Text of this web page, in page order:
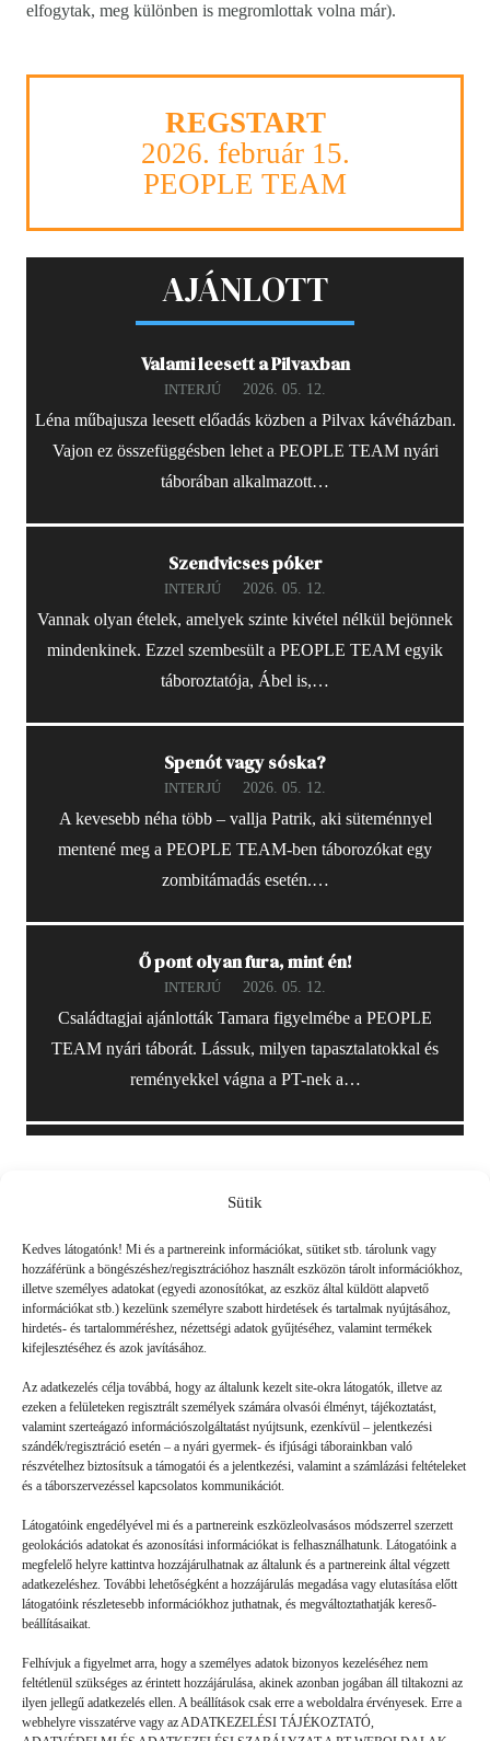
Sütik
Kedves látogatónk! Mi és a partnereink információkat, sütiket stb. tárolunk vagy
hozzáférünk a böngészéshez/regisztrációhoz használt eszközön tárolt információkhoz,
illetve személyes adatokat (egyedi azonosítókat, az eszköz által küldött alapvető
információkat stb.) kezelünk személyre szabott hirdetések és tartalmak nyújtásához,
hirdetés- és tartalomméréshez, nézettségi adatok gyűjtéséhez, valamint termékek
kifejlesztéséhez és azok javításához.
Az adatkezelés célja továbbá, hogy az általunk kezelt site-okra látogatók, illetve az
ezeken a felületeken regisztrált személyek számára olvasói élményt, tájékoztatást,
valamint szerteágazó információszolgáltatást nyújtsunk, ezenkívül – jelentkezési
szándék/regisztráció esetén – a nyári gyermek- és ifjúsági táborainkban való
részvételhez biztosítsuk a támogatói és a jelentkezési, valamint a számlázási feltételeket
és a táborszervezéssel kapcsolatos kommunikációt.
Látogatóink engedélyével mi és a partnereink eszközleolvasásos módszerrel szerzett
geolokációs adatokat és azonosítási információkat is felhasználhatunk. Látogatóink a
megfelelő helyre kattintva hozzájárulhatnak az általunk és a partnereink által végzett
adatkezeléshez. További lehetőségként a hozzájárulás megadása vagy elutasítása előtt
látogatóink részletesebb információkhoz juthatnak, és megváltoztathatják kereső-
beállításaikat.
Felhívjuk a figyelmet arra, hogy a személyes adatok bizonyos kezeléséhez nem
feltétlenül szükséges az érintett hozzájárulása, akinek azonban jogában áll tiltakozni az
ilyen jellegű adatkezelés ellen. A beállítások csak erre a weboldalra érvényesek. Erre a
webhelyre visszatérve vagy az ADATKEZELÉSI TÁJÉKOZTATÓ,
elfogytak, meg különben is megromlottak volna már).
REGSTART
2026. február 15.
PEOPLE TEAM
AJÁNLOTT
Valami leesett a Pilvaxban
INTERJÚ 2026. 05. 12.
Léna műbajusza leesett előadás közben a Pilvax kávéházban.
Vajon ez összefüggésben lehet a PEOPLE TEAM nyári
táborában alkalmazott…
Szendvicses póker
INTERJÚ 2026. 05. 12.
Vannak olyan ételek, amelyek szinte kivétel nélkül bejönnek
mindenkinek. Ezzel szembesült a PEOPLE TEAM egyik
táboroztatója, Ábel is,…
Spenót vagy sóska?
INTERJÚ 2026. 05. 12.
A kevesebb néha több – vallja Patrik, aki süteménnyel
mentené meg a PEOPLE TEAM-ben táborozókat egy
zombitámadás esetén.…
Ő pont olyan fura, mint én!
INTERJÚ 2026. 05. 12.
Családtagjai ajánlották Tamara figyelmébe a PEOPLE
TEAM nyári táborát. Lássuk, milyen tapasztalatokkal és
reményekkel vágna a PT-nek a…
Friss
Volt gyors megoldás
GYEREKSZEM
B. L. élményei: Ha valaki rosszul lett, vagy valami gondja
akadt, a mókusok azonnal segítettek. (Ebben a táborban a
mókusok a táboroztatók.) Láttam olyat is, hogy valaki nem jött